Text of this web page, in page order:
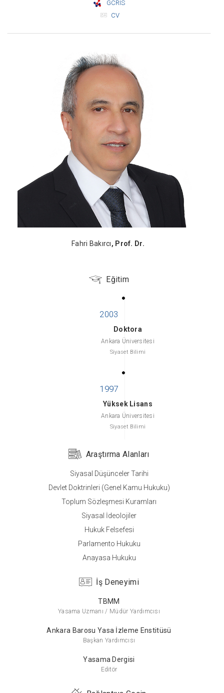
GCRIS
CV
Fahri Bakırcı, Prof. Dr.
Eğitim
Doktora
Ankara Üniversitesi
Siyaset Bilimi
Yüksek Lisans
Ankara Üniversitesi
Siyaset Bilimi
Lisans
Ankara Üniversitesi
Siyaset Bilimi
Araştırma Alanları
Siyasal Düşünceler Tarihi
Devlet Doktrinleri (Genel Kamu Hukuku)
Toplum Sözleşmesi Kuramları
Siyasal İdeolojiler
Hukuk Felsefesi
Parlamento Hukuku
Anayasa Hukuku
İş Deneyimi
TBMM
Yasama Uzmanı / Müdür Yardımcısı
Ankara Barosu Yasa İzleme Enstitüsü
Başkan Yardımcısı
Yasama Dergisi
Editör